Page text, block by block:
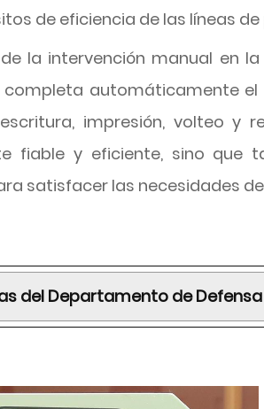
de eficiencia de las líneas
la intervención manual en
completa automáticamente
impresión, volteo y
fiable y eficiente, sino que
satisfacer las necesidades
del Departamento de Defensa